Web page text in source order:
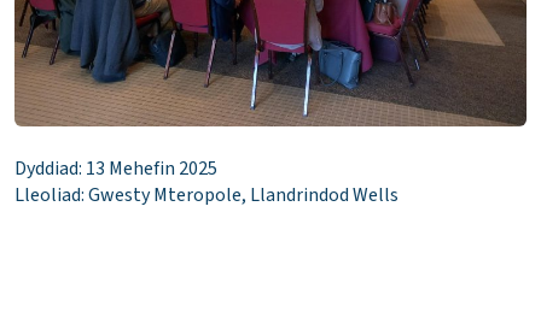
Dyddiad: 13 Mehefin 2025
Lleoliad: Gwesty Mteropole, Llandrindod Wells